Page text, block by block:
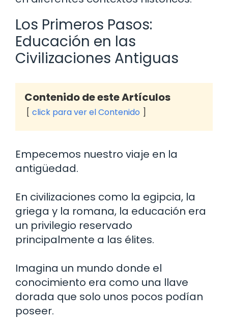
Los Primeros Pasos:
Educación en las
Civilizaciones Antiguas
Contenido de este Artículos
click para ver el Contenido
Empecemos nuestro viaje en la
antigüedad.
En civilizaciones como la egipcia, la
griega y la romana, la educación era
un privilegio reservado
principalmente a las élites.
Imagina un mundo donde el
conocimiento era como una llave
dorada que solo unos pocos podían
poseer.